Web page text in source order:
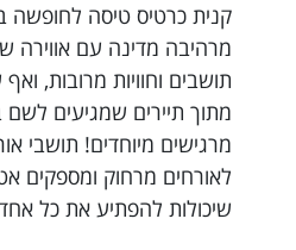
קנית כרטיס טיסה לחופשה
תושבים וחוויות מרובות,
מתוך תיירים שמגיעים
מרגישים מיוחדים! תושבי
לאורחים מרחוק ומספקים
שיכולות להפתיע את כל